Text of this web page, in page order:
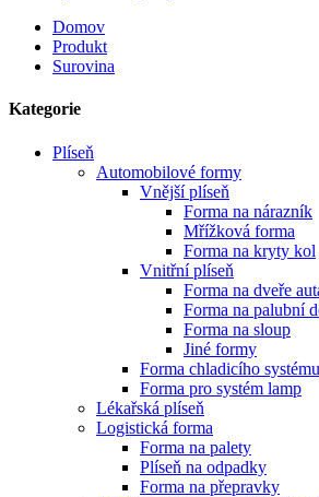
Domov
Produkt
Surovina
Kategorie
Plíseň
Automobilové formy
Vnější plíseň
Forma na nárazník
Mřížková forma
Forma na kryty kol
Vnitřní plíseň
Forma na dveře
Forma na palubní
Forma na sloup
Jiné formy
Forma chladicího systému
Forma pro systém lamp
Lékařská plíseň
Logistická forma
Forma na palety
Plíseň na odpadky
Forma na přepravky